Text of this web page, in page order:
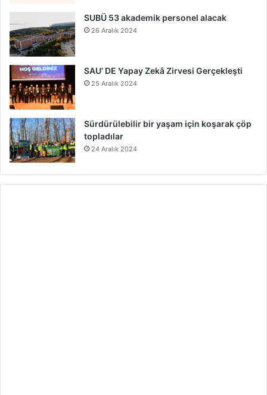
SUBÜ 53 akademik personel alacak
26 Aralık 2024
SAU’ DE Yapay Zekâ Zirvesi Gerçekleşti
25 Aralık 2024
Sürdürülebilir bir yaşam için koşarak çöp
topladılar
24 Aralık 2024